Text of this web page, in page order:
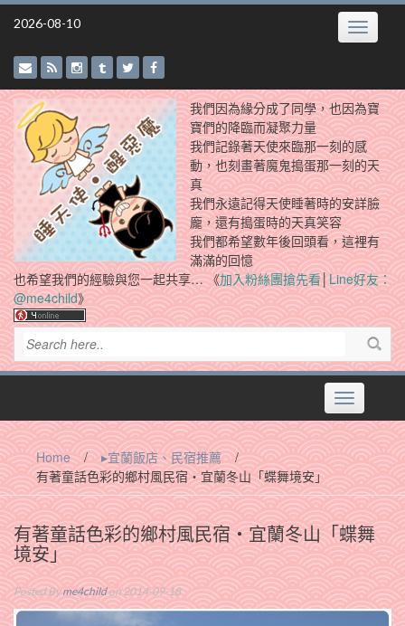
Skip
2026-08-10 Toggle
我們因為緣分成了同學，也因為寶
寶們的降臨而凝聚力量
我們記錄著天使來臨那一刻的感
動，也刻畫著魔鬼搗蛋那一刻的天
真
我們永遠記得天使睡著時的安詳臉
龐，還有搗蛋時的天真笑容
我們都希望數年後回頭看，這裡有
滿滿的回憶
也希望我們的經驗與您一起共享… 《加入粉絲團搶先看│Line好友：
@me4child》
Toggle
navigation
Home / ▸宜蘭飯店、民宿推薦
/
有著童話色彩的鄉村風民宿‧宜蘭冬山「蝶舞境安」
有著童話色彩的鄉村風民宿‧宜蘭冬山「蝶舞
境安」
Posted Byme4childon 2014-09-18